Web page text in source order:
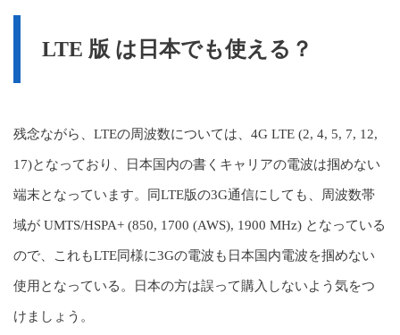
LTE 版 は日本でも使える？
残念ながら、LTEの周波数については、4G LTE (2, 4, 5, 7, 12,
17)となっており、日本国内の書くキャリアの電波は掴めない
端末となっています。同LTE版の3G通信にしても、周波数帯
域が UMTS/HSPA+ (850, 1700 (AWS), 1900 MHz) となっている
ので、これもLTE同様に3Gの電波も日本国内電波を掴めない
使用となっている。日本の方は誤って購入しないよう気をつ
けましょう。